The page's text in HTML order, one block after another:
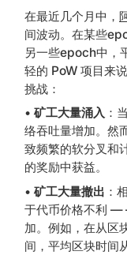
在最近几个月中，
间波动。在某些
另一些epoch中，
轻的 PoW 项目来
挑战：
• 矿工大量涌入 ：
络吞吐量增加。然
致频繁的软分叉和
的奖励中获益。
• 矿工大量撤出 ：
于代币价格不利 —
加。例如，在从
间，平均区块时